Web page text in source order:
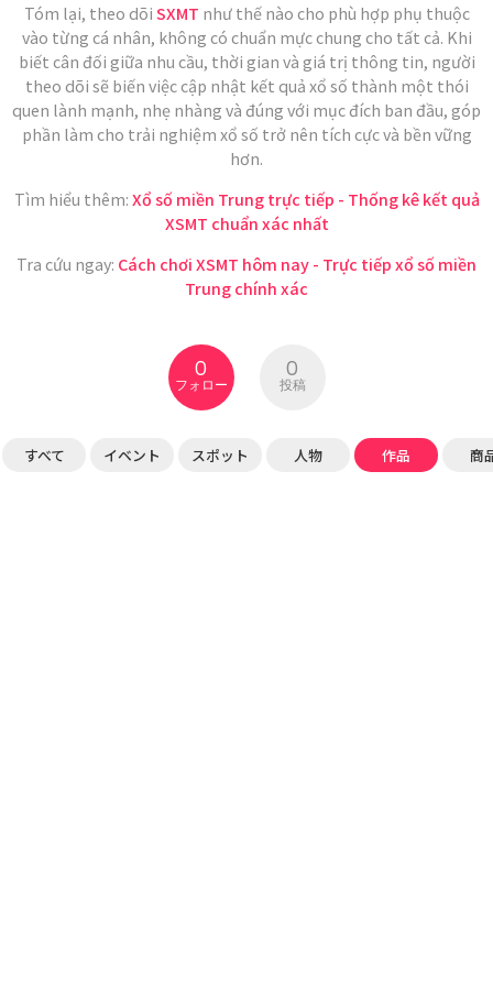
Tóm lại, theo dõiSXMT như thế nào cho phù hợp phụ thuộc
vào từng cá nhân, không có chuẩn mực chung cho tất cả. Khi
biết cân đối giữa nhu cầu, thời gian và giá trị thông tin, người
theo dõi sẽ biến việc cập nhật kết quả xổ số thành một thói
quen lành mạnh, nhẹ nhàng và đúng với mục đích ban đầu, góp
phần làm cho trải nghiệm xổ số trở nên tích cực và bền vững
hơn.
Tìm hiểu thêm:Xổ số miền Trung trực tiếp - Thống kê kết quả
XSMT chuẩn xác nhất
Tra cứu ngay: Cách chơi XSMT hôm nay - Trực tiếp xổ số miền
Trung chính xác
0
フォロー
0
投稿
すべて イベント スポット 人物 作品 商